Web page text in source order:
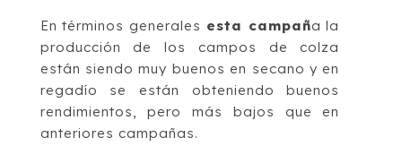
En términos generales esta campaña la
producción de los campos de colza
están siendo muy buenos en secano y en
regadío se están obteniendo buenos
rendimientos, pero más bajos que en
anteriores campañas.